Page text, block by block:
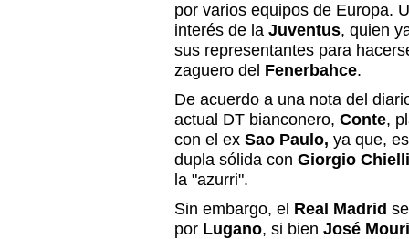
por varios equipos de Europa.
interés de la Juventus, quien
sus representantes para
zaguero del Fenerbahce.
De acuerdo a una nota del
actual DT bianconero, Conte,
con el ex Sao Paulo, ya que,
dupla sólida con Giorgio
la "azurri".
Sin embargo, el Real Madrid
por Lugano, si bien José